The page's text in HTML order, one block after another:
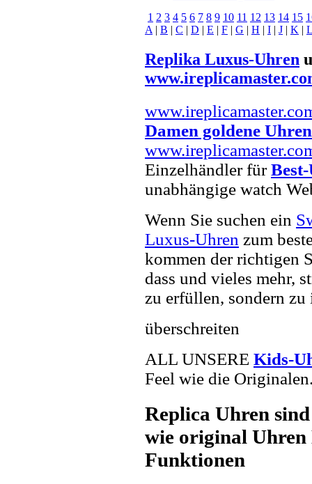
1 2 3 4 5 6 7 8 9 10 11 12 13 14 15
A | B | C | D | E | F | G | H | I | J | K | L
Replika Luxus-Uhren
Damen goldene Uhren
Einzelhändler für
unabhängige watch
Wenn Sie suchen ein
Luxus-Uhren zum
kommen der richtigen
dass und vieles mehr,
zu erfüllen, sondern zu
überschreiten
ALL UNSERE Kids-
Feel wie die
Replica Uhren
wie original Uhren
Funktionen